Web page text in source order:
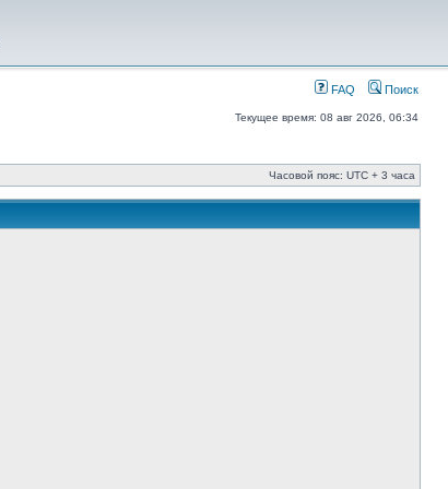
FAQ Поиск
Текущее время: 08 авг 2026, 06:34
Часовой пояс: UTC + 3 часа